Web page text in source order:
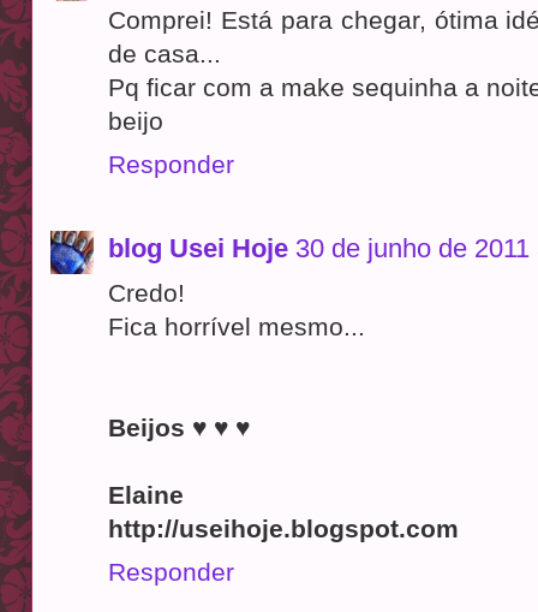
Comprei! Está para chegar, ótima
de casa...
Pq ficar com a make sequinha a
beijo
Responder
blog Usei Hoje 30 de junho de
Credo!
Fica horrível mesmo...
Beijos ♥ ♥ ♥
Elaine
http://useihoje.blogspot.com
Responder